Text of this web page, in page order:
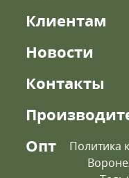
Клиентам
Новости
Контакты
Опт
Политика